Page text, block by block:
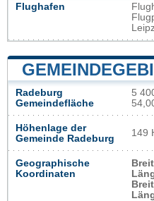
Flughafen
Radeburg
Gemeindefläche
5
Höhenlage der
Gemeinde Radeburg
149
Geographische
Koordinaten